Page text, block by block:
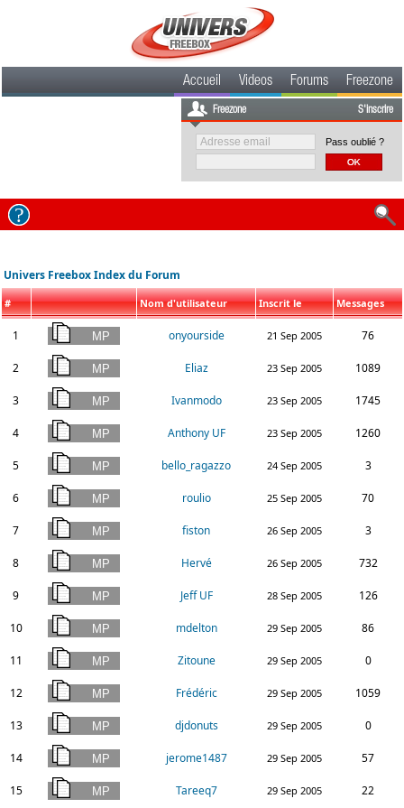
Accueil Videos Forums Freezone
Freezone S'inscrire
Pass oublié ?
Univers Freebox Index du Forum
# Nom d'utilisateur Inscrit le Messages
1 onyourside 21 Sep 2005 76
2 Eliaz 23 Sep 2005 1089
3 Ivanmodo 23 Sep 2005 1745
4 Anthony UF 23 Sep 2005 1260
5 bello_ragazzo 24 Sep 2005 3
6 roulio 25 Sep 2005 70
7 fiston 26 Sep 2005 3
8 Hervé 26 Sep 2005 732
9 Jeff UF 28 Sep 2005 126
10 mdelton 29 Sep 2005 86
11 Zitoune 29 Sep 2005 0
12 Frédéric 29 Sep 2005 1059
13 djdonuts 29 Sep 2005 0
14 jerome1487 29 Sep 2005 57
15 Tareeq7 29 Sep 2005 22